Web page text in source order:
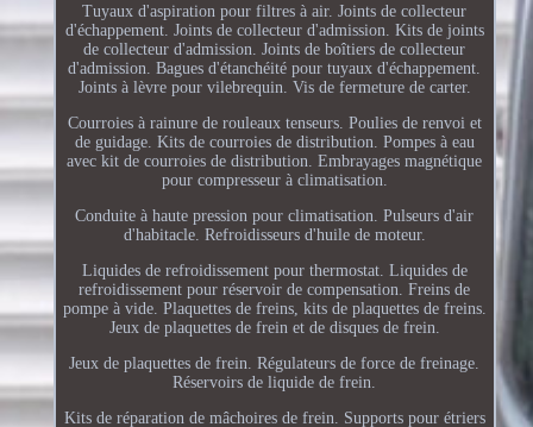
Tuyaux d'aspiration pour filtres à air. Joints de collecteur
d'échappement. Joints de collecteur d'admission. Kits de joints
de collecteur d'admission. Joints de boîtiers de collecteur
d'admission. Bagues d'étanchéité pour tuyaux d'échappement.
Joints à lèvre pour vilebrequin. Vis de fermeture de carter.
Courroies à rainure de rouleaux tenseurs. Poulies de renvoi et
de guidage. Kits de courroies de distribution. Pompes à eau
avec kit de courroies de distribution. Embrayages magnétique
pour compresseur à climatisation.
Conduite à haute pression pour climatisation. Pulseurs d'air
d'habitacle. Refroidisseurs d'huile de moteur.
Liquides de refroidissement pour thermostat. Liquides de
refroidissement pour réservoir de compensation. Freins de
pompe à vide. Plaquettes de freins, kits de plaquettes de freins.
Jeux de plaquettes de frein et de disques de frein.
Jeux de plaquettes de frein. Régulateurs de force de freinage.
Réservoirs de liquide de frein.
Kits de réparation de mâchoires de frein. Supports pour étriers